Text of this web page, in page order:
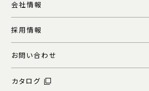
会社情報
採用情報
お問い合わせ
カタログ